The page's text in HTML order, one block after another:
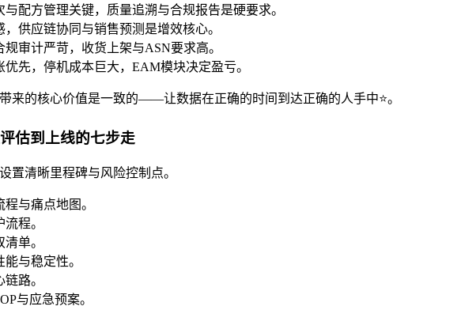
配方管理关键，质量追溯与合规报告是硬要求。
供应链协同与销售预测是增效核心。
审计严苛，收货上架与ASN要求高。
先，停机成本巨大，EAM模块决定盈亏。
来的核心价值是一致的——让数据在正确的时间到达正确的人手中⭐。
估到上线的七步走
置清晰里程碑与风险控制点。
与痛点地图。
程。
单。
与稳定性。
路。
与应急预案。